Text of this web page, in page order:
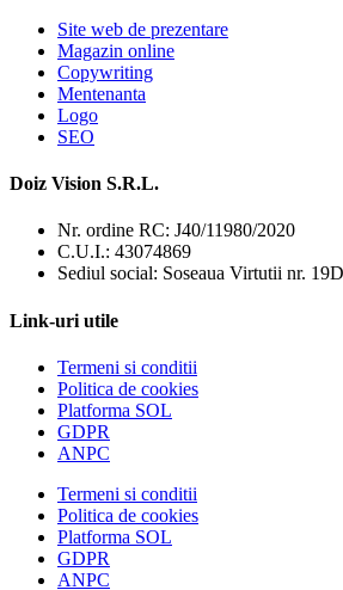
Site web de prezentare
Magazin online
Copywriting
Mentenanta
Logo
SEO
Doiz Vision S.R.L.
Nr. ordine RC: J40/11980/2020
C.U.I.: 43074869
Sediul social: Soseaua Virtutii nr.
Link-uri utile
Termeni si conditii
Politica de cookies
Platforma SOL
GDPR
ANPC
Termeni si conditii
Politica de cookies
Platforma SOL
GDPR
ANPC